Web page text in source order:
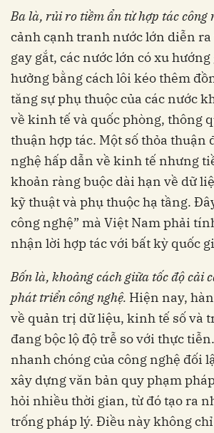
Ba là, rủi ro tiềm ẩn từ hợp tác công
cảnh cạnh tranh nước lớn diễn
gay gắt, các nước lớn có xu
hưởng bằng cách lôi kéo thêm
tăng sự phụ thuộc của các nước
về kinh tế và quốc phòng, thông
thuận hợp tác. Một số thỏa thuận
nghệ hấp dẫn về kinh tế nhưng
khoản ràng buộc dài hạn về dữ
kỹ thuật và phụ thuộc hạ tầng.
công nghệ” mà Việt Nam phải
nhận lời hợp tác với bất kỳ quốc
Bốn là, khoảng cách giữa tốc độ cải
phát triển công nghệ. Hiện nay,
về quản trị dữ liệu, kinh tế số và
đang bộc lộ độ trễ so với thực
nhanh chóng của công nghệ đối
xây dựng văn bản quy phạm
hỏi nhiều thời gian, từ đó tạo ra
trống pháp lý. Điều này không